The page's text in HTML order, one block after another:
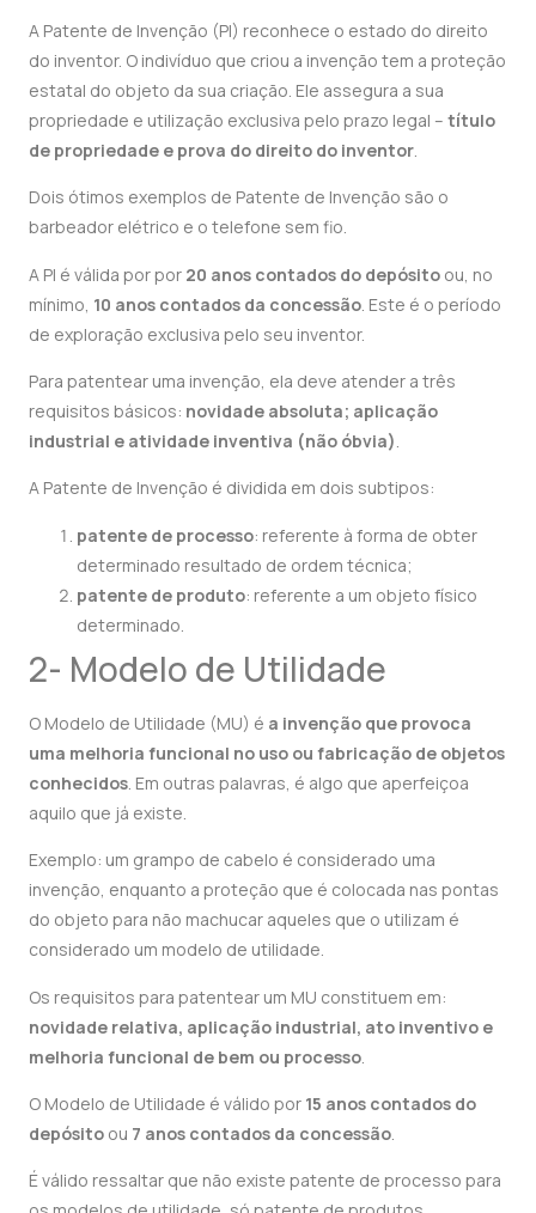
A Patente de Invenção (PI) reconhece o estado do direito
do inventor. O indivíduo que criou a invenção tem a proteção
estatal do objeto da sua criação. Ele assegura a sua
propriedade e utilização exclusiva pelo prazo legal – título
de propriedade e prova do direito do inventor.
Dois ótimos exemplos de Patente de Invenção são o
barbeador elétrico e o telefone sem fio.
A PI é válida por por 20 anos contados do depósito ou, no
mínimo, 10 anos contados da concessão . Este é o período
de exploração exclusiva pelo seu inventor.
Para patentear uma invenção, ela deve atender a três
requisitos básicos: novidade absoluta; aplicação
industrial e atividade inventiva (não óbvia).
A Patente de Invenção é dividida em dois subtipos:
patente de processo: referente à forma de obter
determinado resultado de ordem técnica;
patente de produto: referente a um objeto físico
determinado.
2- Modelo de Utilidade
O Modelo de Utilidade (MU) é a invenção que provoca
uma melhoria funcional no uso ou fabricação de objetos
conhecidos. Em outras palavras, é algo que aperfeiçoa
aquilo que já existe.
Exemplo: um grampo de cabelo é considerado uma
invenção, enquanto a proteção que é colocada nas pontas
do objeto para não machucar aqueles que o utilizam é
considerado um modelo de utilidade.
Os requisitos para patentear um MU constituem em:
novidade relativa, aplicação industrial, ato inventivo e
melhoria funcional de bem ou processo
O Modelo de Utilidade é válido por 15 anos contados do
depósito ou 7 anos contados da concessão.
É válido ressaltar que não existe patente de processo para